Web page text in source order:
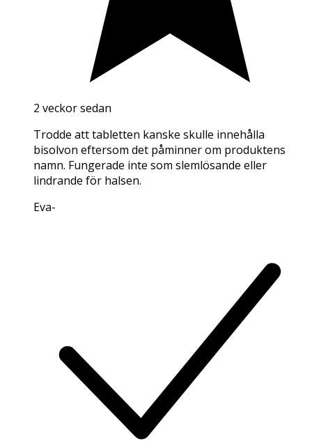
2 veckor sedan
Trodde att tabletten kanske skulle innehålla
bisolvon eftersom det påminner om produktens
namn. Fungerade inte som slemlösande eller
lindrande för halsen.
Eva-